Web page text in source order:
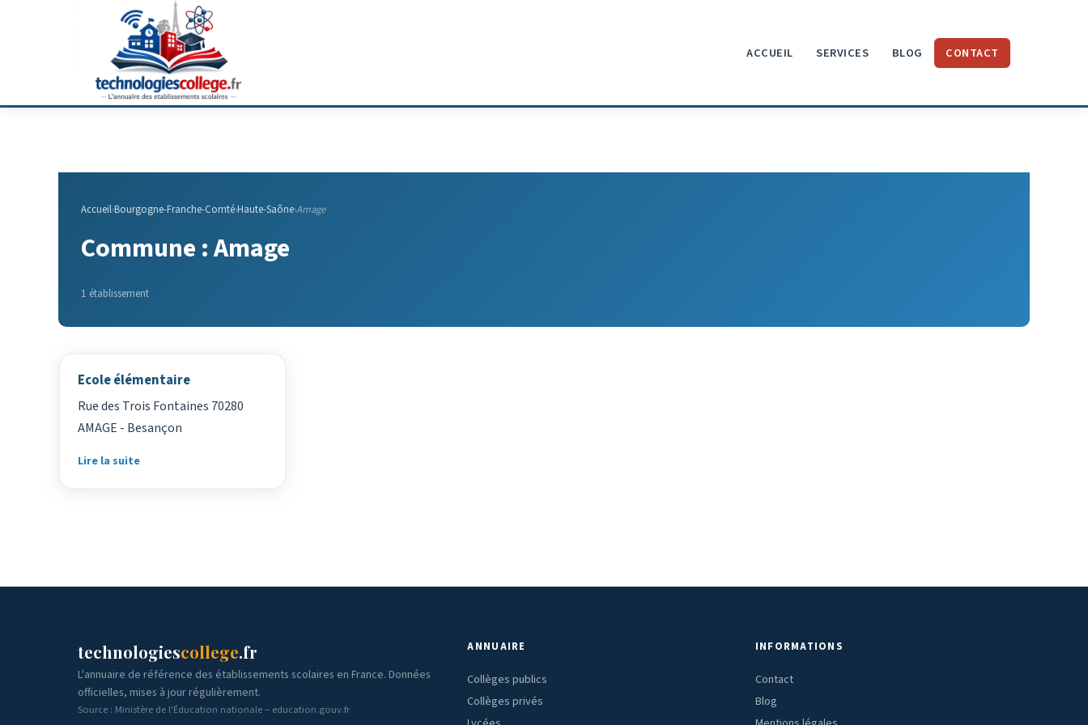
ACCUEIL SERVICES BLOG CONTACT
Accueil›Bourgogne-Franche-Comté›Haute-Saône›Amage
Commune : Amage
1 établissement
Ecole élémentaire
Rue des Trois Fontaines 70280
AMAGE - Besançon
Lire la suite
technologiescollege.fr
L'annuaire de référence des établissements scolaires en France. Données
officielles, mises à jour régulièrement.
Source : Ministère de l'Éducation nationale – education.gouv.fr
ANNUAIRE
Collèges publics
Collèges privés
INFORMATIONS
Contact
Blog